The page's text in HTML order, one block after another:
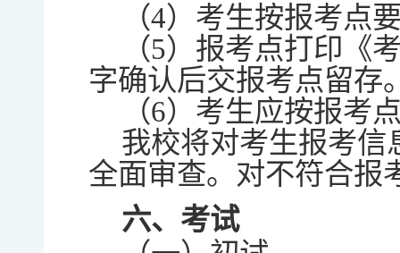
（4）考生按报考点
（5）报考点打印《
字确认后交报考点留存
（6）考生应按报考
我校将对考生报考信
全面审查。对不符合报
六、考试